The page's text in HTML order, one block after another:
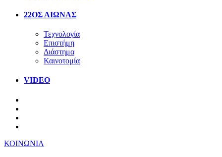
22ΟΣ ΑΙΩΝΑΣ
Τεχνολογία
Επιστήμη
Διάστημα
Καινοτομία
VIDEO
ΚΟΙΝΩΝΙΑ